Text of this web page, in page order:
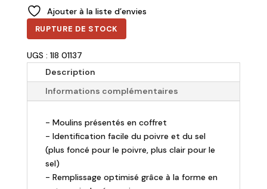
initial
était :
169,90 €.
actuel
Ajouter à la liste d’envies
RUPTURE DE STOCK
UGS : 1I8 01137
Description
Informations complémentaires
- Moulins présentés en coffret
- Identification facile du poivre et du sel
(plus foncé pour le poivre, plus clair pour le
sel)
- Remplissage optimisé grâce à la forme en